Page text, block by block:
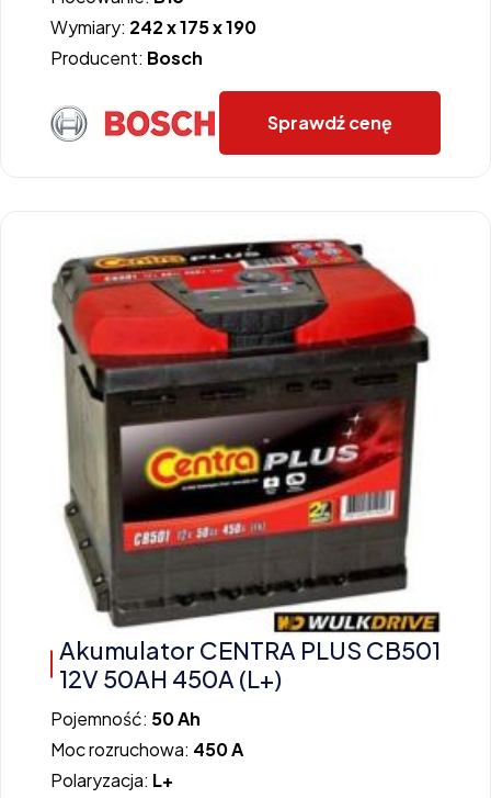
Wymiary: 242 x 175 x 190
Producent: Bosch
Sprawdź cenę
Akumulator CENTRA PLUS CB501
12V 50AH 450A (L+)
Pojemność: 50 Ah
Moc rozruchowa: 450 A
Polaryzacja: L+